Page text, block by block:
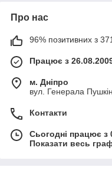
Про нас
96% позитивних з 371
Працює з
м. Дніпро
вул. Генерала
Контакти
Сьогодні працює з
Показати весь